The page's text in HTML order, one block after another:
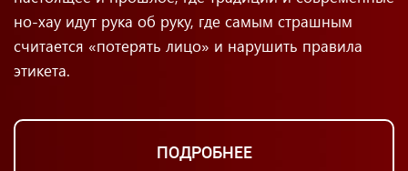
но-хау идут рука об руку, где самым страшным
считается «потерять лицо» и нарушить правила
этикета.
ПОДРОБНЕЕ